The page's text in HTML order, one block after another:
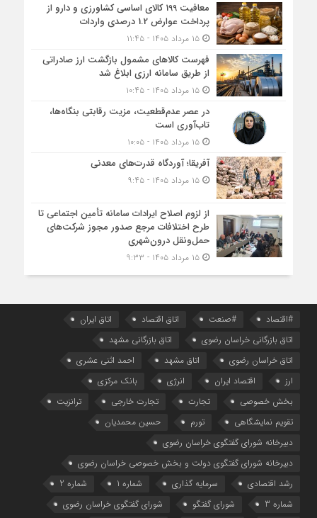
معافیت 199 کالای اساسی کشاورزی و دارو از
پرداخت عوارض 1.2 درصدی واردات
۱۵ مرداد ۱۴۰۵ - ۱۱:۴۵
فهرست کالاهای مشمول بازگشت ارز صادراتی
از طریق سامانه ارزی ابلاغ شد
۱۵ مرداد ۱۴۰۵ - ۱۰:۴۵
در عصر عدم‌قطعیت، مزیت رقابتی بنگاه‌ها،
تاب‌آوری است
۱۵ مرداد ۱۴۰۵ - ۱۰:۰۵
آفریقا؛ آوردگاه قدرت‌های معدنی
۱۵ مرداد ۱۴۰۵ - ۹:۴۵
از لزوم اصلاح ایرادات سامانه تأمین اجتماعی تا
طرح اختلافات مرجع صدور مجوز شرکت‌های
حمل‌ونقل درون‌شهری
۱۵ مرداد ۱۴۰۵ - ۹:۳۳
#اقتصاد #صنعت اتاق اقتصاد
اتاق ایران
اتاق بازرگانی خراسان رضوی
اتاق بازرگانی مشهد
اتاق خراسان رضوی
اتاق مشهد
احمد اثنی عشری
ارز
اقتصاد ایران انرژی
بانک مرکزی
بخش خصوصی
تجارت تجارت خارجی
ترانزیت
تقویم نمایشگاهی
تورم
حسین محمدیان
دبیرخانه شورای گفتگوی خراسان رضوی
دبیرخانه شورای گفتگوی دولت و بخش خصوصی خراسان رضوی
رشد اقتصادی
سرمایه گذاری شماره 1
شماره 2
شماره 3
شورای گفتگو شورای گفتگوی خراسان رضوی